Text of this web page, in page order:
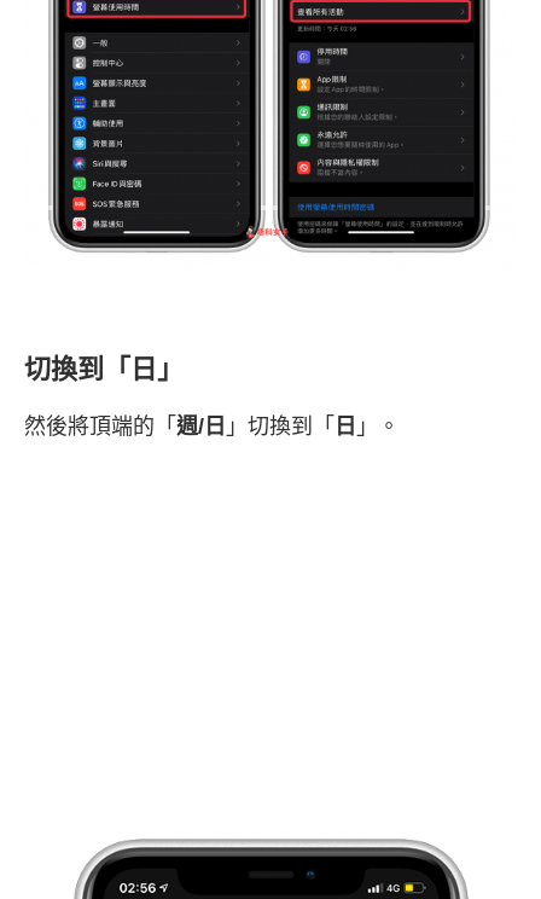
切換到「日」
然後將頂端的「 週/日 」切換到「 日 」。